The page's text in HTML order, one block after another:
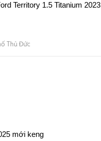
Territory 1.5 Titanium 2023
Thủ Đức
mới keng